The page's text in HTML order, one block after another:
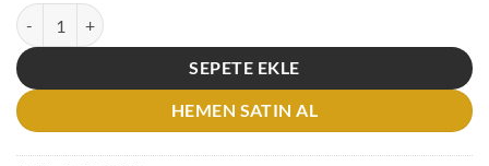
Zoologıst Snowy Owl Extrait De Unisex Parfum 60 ML adet
SEPETE EKLE
HEMEN SATIN AL